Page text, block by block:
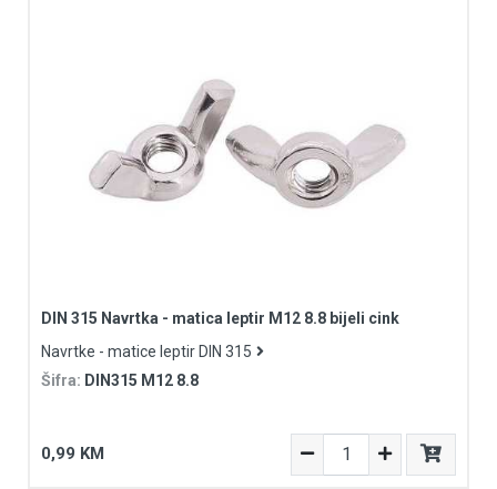
DIN 315 Navrtka - matica leptir M12 8.8 bijeli cink
Navrtke - matice leptir DIN 315
Šifra: DIN315 M12 8.8
0,99 KM